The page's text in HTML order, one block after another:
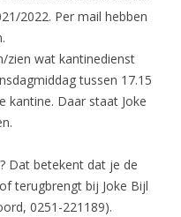
2022. Per mail hebben
zien wat kantinedienst
tussen 17.15
kantine. Daar staat Joke
Dat betekent dat je de
terugbrengt bij Joke Bijl
0251-221189).